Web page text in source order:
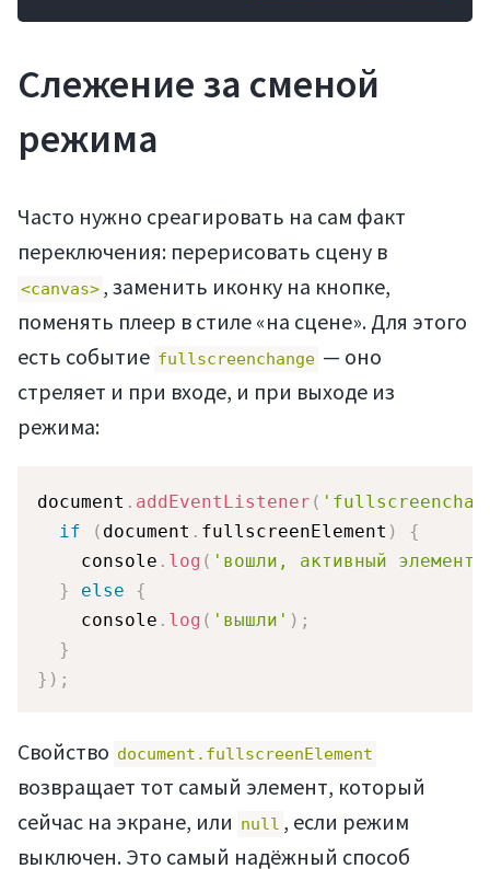
Слежение за сменой
режима
Часто нужно среагировать на сам факт
переключения: перерисовать сцену в
<canvas> , заменить иконку на кнопке,
поменять плеер в стиле «на сцене». Для этого
есть событие fullscreenchange — оно
стреляет и при входе, и при выходе из
режима:
document . addEventListener (
if
( document . fullscreenElement )
{
    console
. log ( 'вошли, активный
}
else
{
    console
. log ( 'вышли' ) ;
}
} ) ;
Свойство document.fullscreenElement
возвращает тот самый элемент, который
сейчас на экране, или null , если режим
выключен. Это самый надёжный способ